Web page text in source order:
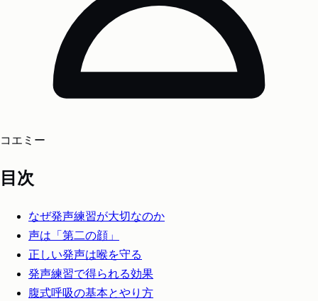
コエミー
目次
なぜ発声練習が大切なのか
声は「第二の顔」
正しい発声は喉を守る
発声練習で得られる効果
腹式呼吸の基本とやり方